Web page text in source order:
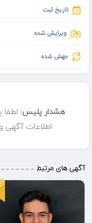
کلیه همکاران از ما بخاطر
بخاطر شما مردم باهمه
بخشی خادم ملت عزیز ایران
فروش تمام تجهیزات پزشکی
انواع فشار سنج سخنگو
تشک مواج
کپسول
پالس اکسیمتر
تاریخ ثبت
ویرایش شده
جهش شده
هشدار پلیس:
اطلاعات
آگهی های مرتبط